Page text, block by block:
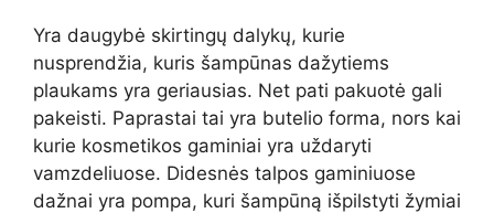
Yra daugybė skirtingų dalykų, kurie
nusprendžia, kuris šampūnas dažytiems
plaukams yra geriausias. Net pati pakuotė gali
pakeisti. Paprastai tai yra butelio forma, nors kai
kurie kosmetikos gaminiai yra uždaryti
vamzdeliuose. Didesnės talpos gaminiuose
dažnai yra pompa, kuri šampūną išpilstyti žymiai